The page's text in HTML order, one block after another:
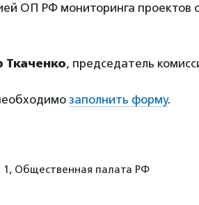
ОП РФ мониторинга проектов
Ткаченко, председатель
заполнить форму.
1, Общественная палата РФ